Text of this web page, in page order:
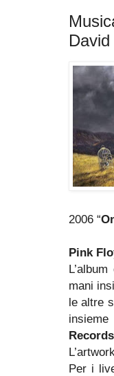
2006 “
Pink
mani
le altre
Records
Per i